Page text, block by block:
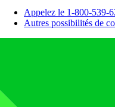
Appelez le 1-800-539-
Autres possibilités de